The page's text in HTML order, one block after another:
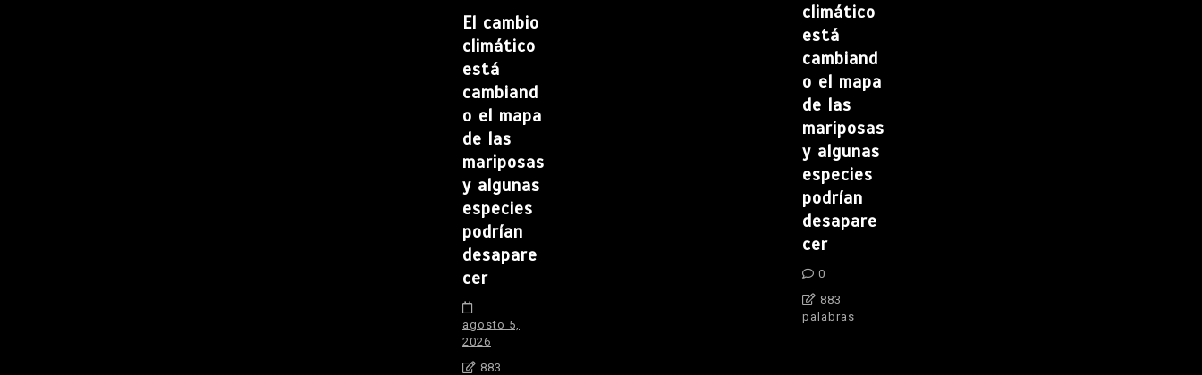
El cambio
climático
está
cambiand
o el mapa
de las
mariposas
y algunas
especies
podrían
desapare
cer
agosto 5,
2026
883
climático
está
cambiand
o el mapa
de las
mariposas
y algunas
especies
podrían
desapare
cer
0
883
palabras